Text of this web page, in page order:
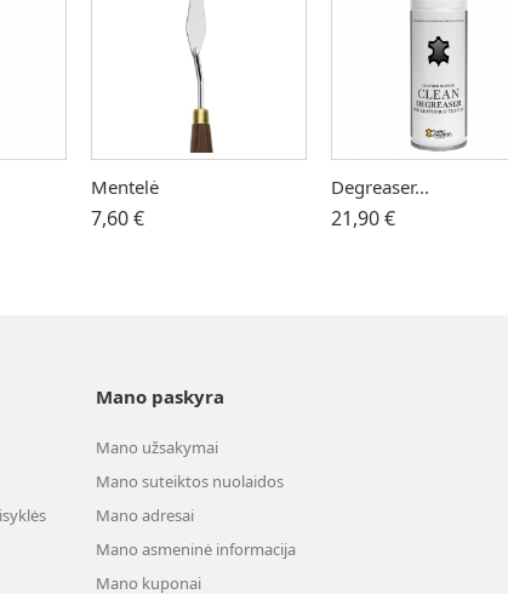
Mentelė
7,60 €
Degreaser...
21,90 €
Mano paskyra
Mano užsakymai
Mano suteiktos nuolaidos
Mano adresai
Mano asmeninė informacija
Mano kuponai